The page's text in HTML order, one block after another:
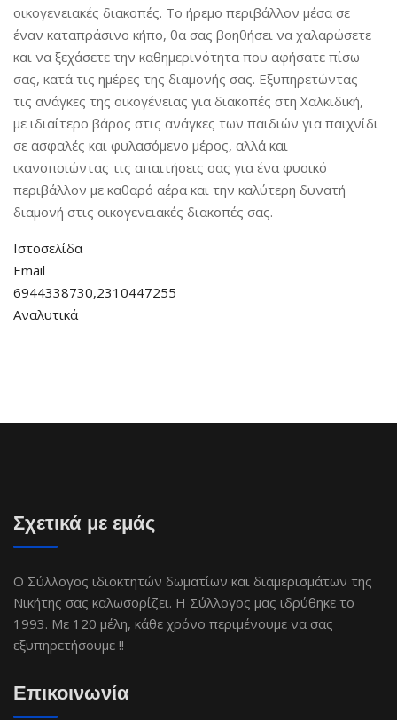
οικογενειακές διακοπές. Το ήρεμο περιβάλλον μέσα σε
έναν καταπράσινο κήπο, θα σας βοηθήσει να χαλαρώσετε
και να ξεχάσετε την καθημερινότητα που αφήσατε πίσω
σας, κατά τις ημέρες της διαμονής σας. Εξυπηρετώντας
τις ανάγκες της οικογένειας για διακοπές στη Χαλκιδική,
με ιδιαίτερο βάρος στις ανάγκες των παιδιών για παιχνίδι
σε ασφαλές και φυλασόμενο μέρος, αλλά και
ικανοποιώντας τις απαιτήσεις σας για ένα φυσικό
περιβάλλον με καθαρό αέρα και την καλύτερη δυνατή
διαμονή στις οικογενειακές διακοπές σας.
Ιστοσελίδα
Email
6944338730,2310447255
Αναλυτικά
Σχετικά με εμάς
Ο Σύλλογος ιδιοκτητών δωματίων και διαμερισμάτων της
Νικήτης σας καλωσορίζει. Η Σύλλογος μας ιδρύθηκε το
1993. Με 120 μέλη, κάθε χρόνο περιμένουμε να σας
εξυπηρετήσουμε !!
Επικοινωνία